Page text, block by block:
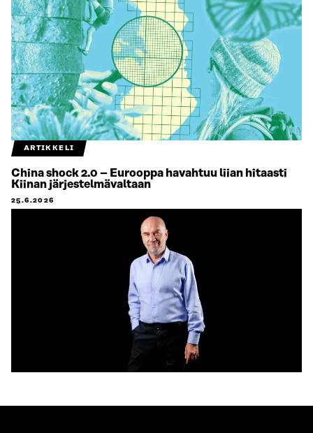
ARTIKKELI
China shock 2.0 – Eurooppa havahtuu liian hitaasti
Kiinan järjestelmävaltaan
25.6.2026